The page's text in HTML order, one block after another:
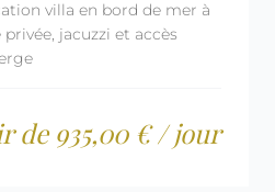
villa en bord de mer à
jacuzzi et accès
de 935,00 € / jour